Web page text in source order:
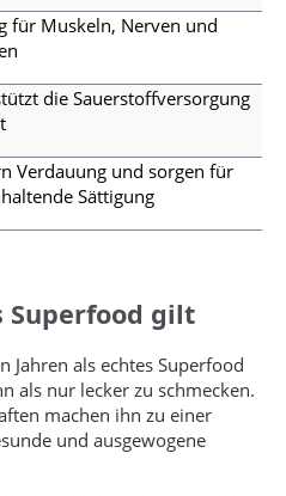
für Muskeln, Nerven und
die Sauerstoffversorgung
Verdauung und sorgen für
Sättigung
Superfood gilt
Jahren als echtes Superfood
als nur lecker zu schmecken.
machen ihn zu einer
und ausgewogene